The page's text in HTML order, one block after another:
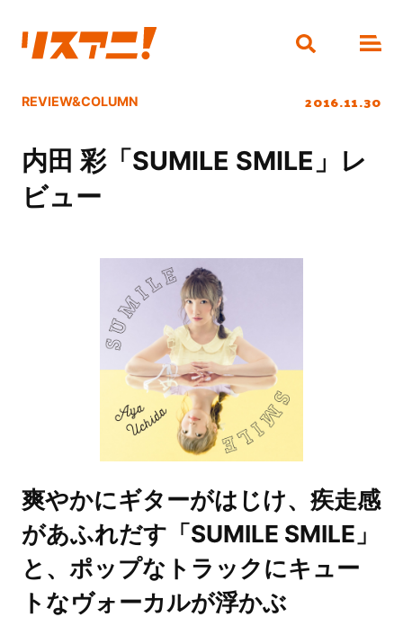
REVIEW&COLUMN 2016.11.30
内田 彩「SUMILE SMILE」レ
ビュー
爽やかにギターがはじけ、疾走感
があふれだす「SUMILE SMILE」
と、ポップなトラックにキュー
トなヴォーカルが浮かぶ